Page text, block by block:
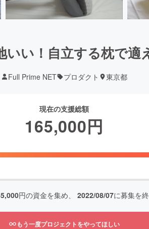
い！自立する枕で適
Full Prime NET プロダクト 東京都
現在の支援総額
165,000円
円の資金を集め、 2022/08/07に募集を
もう一度プロジェクトをやってほしい